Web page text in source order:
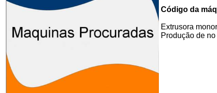
Código da
Extrusora
Produção de